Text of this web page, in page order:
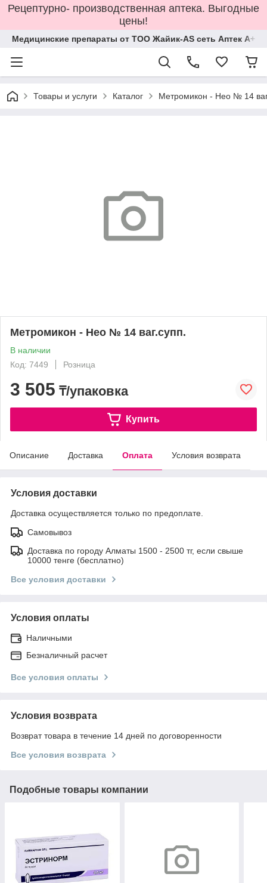
Рецептурно- производственная аптека. Выгодные
цены!
Медицинские препараты от ТОО Жайик-AS сеть Аптек А+
Товары и услуги Каталог Метромикон - Нео № 14
Метромикон - Нео № 14 ваг.супп.
В наличии
Код: 7449
Розница
3 505 ₸/упаковка
Купить
Описание Доставка Оплата Условия возврата
Условия доставки
Доставка осуществляется только по предоплате.
Самовывоз
Доставка по городу Алматы 1500 - 2500 тг, если свыше
10000 тенге (бесплатно)
Все условия доставки
Условия оплаты
Наличными
Безналичный расчет
Все условия оплаты
Условия возврата
Возврат товара в течение 14 дней по договоренности
Все условия возврата
Подобные товары компании